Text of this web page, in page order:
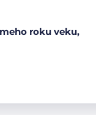
roku veku,